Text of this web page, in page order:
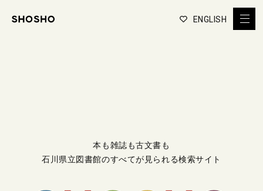
ENGLISH
本も雑誌も古文書も
石川県立図書館のすべてが見られる検索サイト